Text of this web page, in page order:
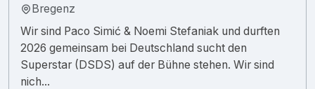
Bregenz
Wir sind Paco Simić & Noemi Stefaniak und durften
2026 gemeinsam bei Deutschland sucht den
Superstar (DSDS) auf der Bühne stehen. Wir sind
nich...